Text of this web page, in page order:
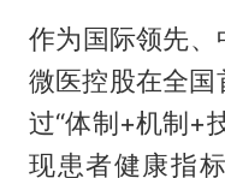
作为国际领先、
微医控股在全国
过“体制+机制+
现患者健康指